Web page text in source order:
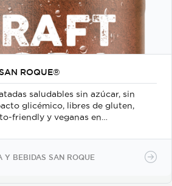
ROQUE®
saludables sin azúcar, sin
glicémico, libres de gluten,
friendly y veganas en
Y BEBIDAS SAN ROQUE